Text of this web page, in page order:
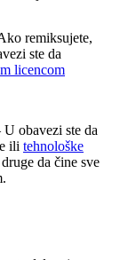
remiksujete,
ste da
licencom
obavezi ste da
ili tehnološke
da čine sve